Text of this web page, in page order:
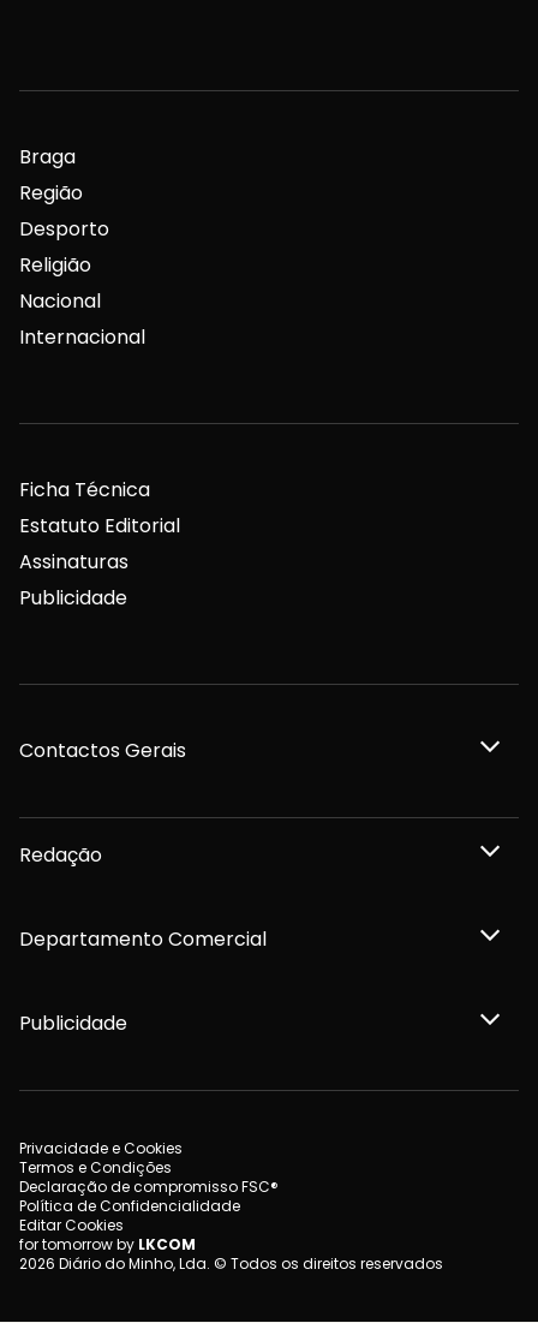
Braga
Região
Desporto
Religião
Nacional
Internacional
Ficha Técnica
Estatuto Editorial
Assinaturas
Publicidade
Contactos Gerais
Redação
Departamento Comercial
Publicidade
Privacidade e Cookies
Termos e Condições
Declaração de compromisso FSC®
Política de Confidencialidade
Editar Cookies
for tomorrow by LKCOM
2026 Diário do Minho, Lda. © Todos os direitos reservados